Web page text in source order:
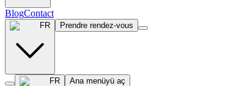
BlogContact
FR Prendre rendez-vous
FR Ana menüyü aç